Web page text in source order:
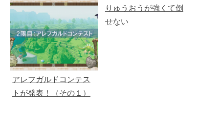
アレフガルドコンテス
トが発表！（その１）
りゅうおうが強くて倒
せない